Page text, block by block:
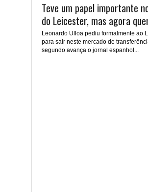
Teve um papel importante
do Leicester, mas agora
Leonardo Ulloa pediu formalmente ao
para sair neste mercado de
segundo avança o jornal espanhol...